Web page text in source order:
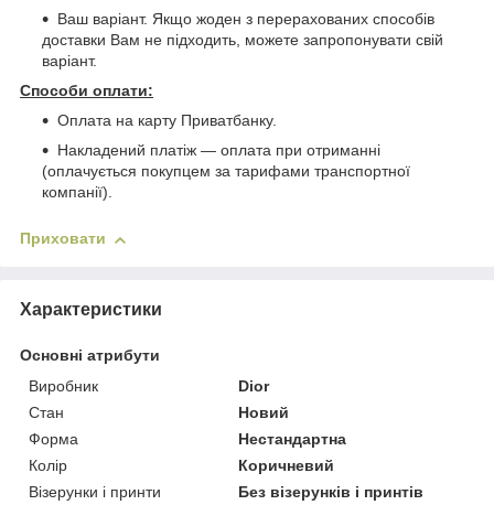
Ваш варіант. Якщо жоден з перерахованих способів
доставки Вам не підходить, можете запропонувати свій
варіант.
Способи оплати:
Оплата на карту Приватбанку.
Накладений платіж ― оплата при отриманні
(оплачується покупцем за тарифами транспортної
компанії).
Приховати
Характеристики
Основні атрибути
Виробник
Dior
Стан
Новий
Форма
Нестандартна
Колір
Коричневий
Візерунки і принти
Без візерунків і принтів